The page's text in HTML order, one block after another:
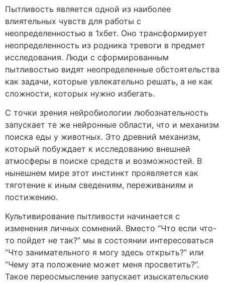
Пытливость является одной из наиболее
влиятельных чувств для работы с
неопределенностью в 1хбет. Оно трансформирует
неопределенность из родника тревоги в предмет
исследования. Люди с сформированным
пытливостью видят неопределенные обстоятельства
как задачи, которые увлекательно решать, а не как
сложности, которых нужно избегать.
С точки зрения нейробиологии любознательность
запускает те же нейронные области, что и механизм
поиска еды у животных. Это древний механизм,
который побуждает к исследованию внешней
атмосферы в поиске средств и возможностей. В
нынешнем мире этот инстинкт проявляется как
тяготение к иным сведениям, переживаниям и
постижению.
Культивирование пытливости начинается с
изменения личных сомнений. Вместо “Что если что-
то пойдет не так?” мы в состоянии интересоваться
“Что занимательного я могу здесь открыть?” или
“Чему эта положение может меня просветить?”.
Такое переосмысление запускает изыскательские